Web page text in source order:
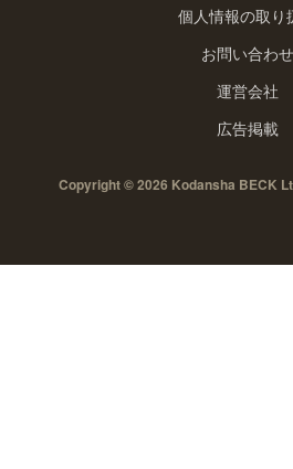
個人情報の取り
お問い合わせ
運営会社
広告掲載
Copyright © 2026 Kodansha BECK